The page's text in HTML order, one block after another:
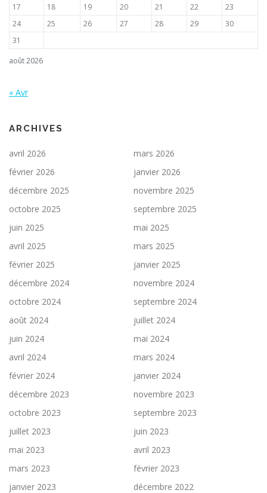
août 2026
17
18 19 20 21 22
23
24
25 26 27 28 29
30
31
« Avr
ARCHIVES
avril 2026
mars 2026
février 2026
janvier 2026
décembre 2025
novembre 2025
octobre 2025
septembre 2025
juin 2025
mai 2025
avril 2025
mars 2025
février 2025
janvier 2025
décembre 2024
novembre 2024
octobre 2024
septembre 2024
août 2024
juillet 2024
juin 2024
mai 2024
avril 2024
mars 2024
février 2024
janvier 2024
décembre 2023
novembre 2023
octobre 2023
septembre 2023
juillet 2023
juin 2023
mai 2023
avril 2023
mars 2023
février 2023
janvier 2023
décembre 2022